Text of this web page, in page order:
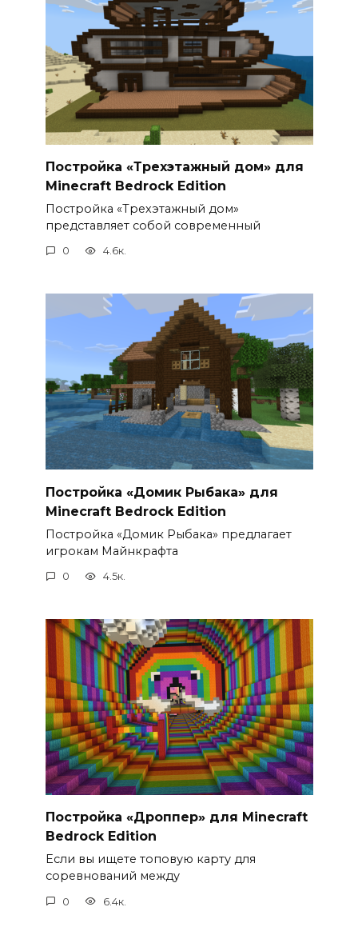
Постройка «Трехэтажный дом» для
Minecraft Bedrock Edition
Постройка «Трехэтажный дом»
представляет собой современный
0 4.6к.
Постройка «Домик Рыбака» для
Minecraft Bedrock Edition
Постройка «Домик Рыбака» предлагает
игрокам Майнкрафта
0 4.5к.
Постройка «Дроппер» для Minecraft
Bedrock Edition
Если вы ищете топовую карту для
соревнований между
0 6.4к.